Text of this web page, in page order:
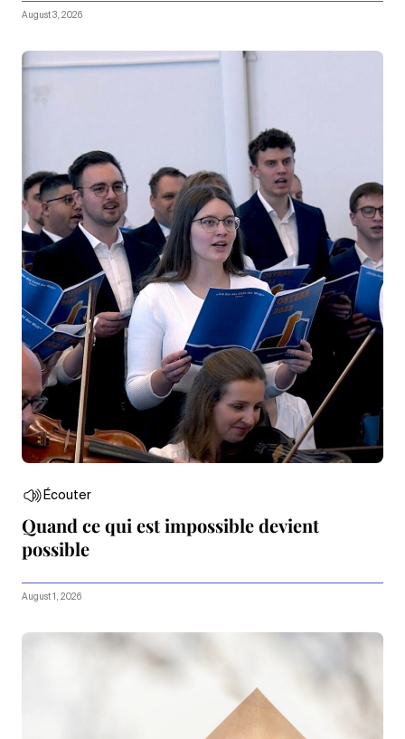
August 3, 2026
Écouter
Quand ce qui est impossible devient
possible
August 1, 2026